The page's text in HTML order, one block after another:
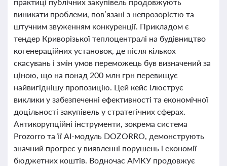
виникати проблеми, пов’язані з непрозорістю та
штучним звуженням конкуренції. Прикладом є
тендер Криворізької теплоцентралі на будівництво
когенераційних установок, де після кількох
скасувань і змін умов переможець був визначений за
ціною, що на понад 200 млн грн перевищує
найвигіднішу пропозицію. Цей кейс ілюструє
виклики у забезпеченні ефективності та економічної
доцільності закупівель у стратегічних сферах.
Антикорупційні інструменти, зокрема система
Prozorro та її AI-модуль DOZORRO, демонструють
значний прогрес у виявленні порушень і економії
бюджетних коштів. Водночас АМКУ продовжує